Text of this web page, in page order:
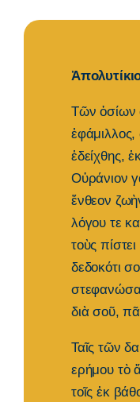
Tῶν ὁσίων
ἐδείχθης,
Οὐράνιον
ἔνθεον
λόγου τε
τοὺς
δεδοκότι
διὰ σοῦ,
Ταῖς τῶν
ερήμου τὸ
τοῖς ἐκ